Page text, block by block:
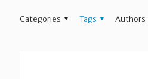
Categories Tags Authors